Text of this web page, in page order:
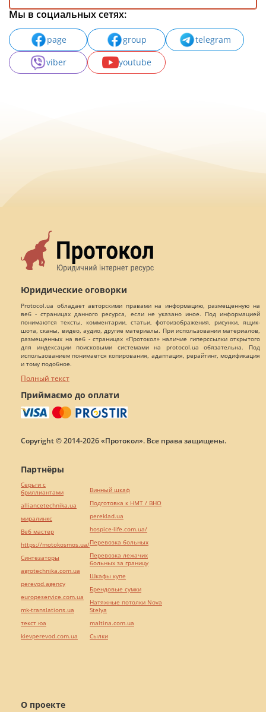
Мы в социальных сетях:
page group
telegram
viber
youtube
Юридические оговорки
Protocol.ua обладает авторскими правами на информацию, размещенную на
веб - страницах данного ресурса, если не указано иное. Под информацией
понимаются тексты, комментарии, статьи, фотоизображения, рисунки, ящик-
шота, сканы, видео, аудио, другие материалы. При использовании материалов,
размещенных на веб - страницах «Протокол» наличие гиперссылки открытого
для индексации поисковыми системами на protocol.ua обязательна. Под
использованием понимается копирования, адаптация, рерайтинг, модификация
и тому подобное.
Полный текст
Приймаємо до оплати
Copyright © 2014-2026 «Протокол». Все права защищены.
О проекте
Партнёры
Серьги с
бриллиантами
alliancetechnika.ua
миралинкс
Веб мастер
https://motokosmos.ua/
Синтезаторы
agrotechnika.com.ua
perevod.agency
europeservice.com.ua
mk-translations.ua
текст юа
kievperevod.com.ua
Винный шкаф
Подготовка к НМТ / ВНО
pereklad.ua
hospice-life.com.ua/
Перевозка больных
Перевозка лежачих
больных за границу
Шкафы купе
Брендовые сумки
Натяжные потолки Nova
Stelya
maltina.com.ua
Cылки